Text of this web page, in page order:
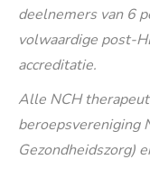
deelnemers van 6
volwaardige post-
accreditatie.
Alle NCH
beroepsvereniging
Gezondheidszorg)